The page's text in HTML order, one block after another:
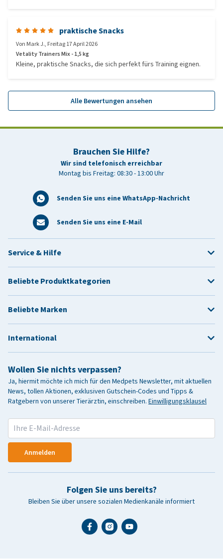
praktische Snacks
Von Mark J., Freitag 17 April 2026
Vetality Trainers Mix - 1,5 kg
Kleine, praktische Snacks, die sich perfekt fürs Training eignen.
Alle Bewertungen ansehen
Brauchen Sie Hilfe?
Wir sind telefonisch erreichbar
Montag bis Freitag: 08:30 - 13:00 Uhr
Senden Sie uns eine WhatsApp-Nachricht
Senden Sie uns eine E-Mail
Wollen Sie nichts verpassen?
Ja, hiermit möchte ich mich für den Medpets Newsletter, mit aktuellen
News, tollen Aktionen, exklusiven Gutschein-Codes und Tipps &
Ratgebern von unserer Tierärztin, einschreiben. Einwilligungsklausel
Anmelden
Folgen Sie uns bereits?
Bleiben Sie über unsere sozialen Medienkanäle informiert
Service & Hilfe
Beliebte Produktkategorien
Beliebte Marken
International